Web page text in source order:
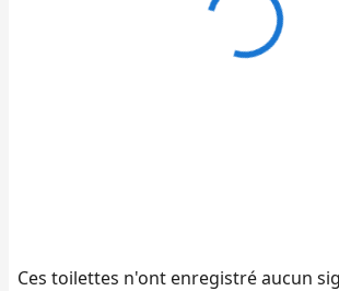
Ces toilettes n'ont enregistré aucun